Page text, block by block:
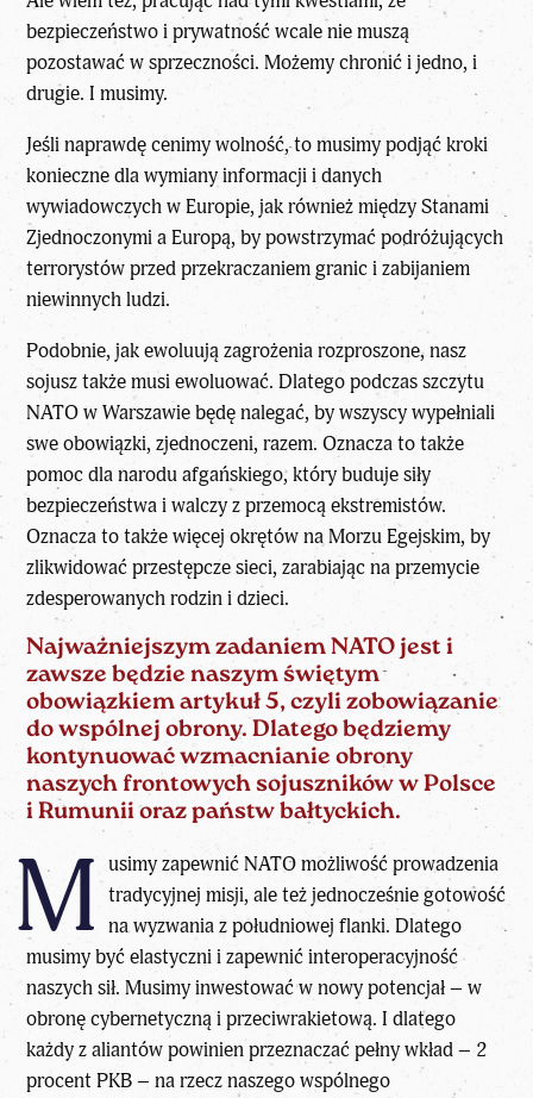
bezpieczeństwo i prywatność wcale nie muszą
pozostawać w sprzeczności. Możemy chronić i jedno, i
drugie. I musimy.
Jeśli naprawdę cenimy wolność, to musimy podjąć kroki
konieczne dla wymiany informacji i danych
wywiadowczych w Europie, jak również między Stanami
Zjednoczonymi a Europą, by powstrzymać podróżujących
terrorystów przed przekraczaniem granic i zabijaniem
niewinnych ludzi.
Podobnie, jak ewoluują zagrożenia rozproszone, nasz
sojusz także musi ewoluować. Dlatego podczas szczytu
NATO w Warszawie będę nalegać, by wszyscy wypełniali
swe obowiązki, zjednoczeni, razem. Oznacza to także
pomoc dla narodu afgańskiego, który buduje siły
bezpieczeństwa i walczy z przemocą ekstremistów.
Oznacza to także więcej okrętów na Morzu Egejskim, by
zlikwidować przestępcze sieci, zarabiając na przemycie
zdesperowanych rodzin i dzieci.
Najważniejszym zadaniem NATO jest i
zawsze będzie naszym świętym
obowiązkiem artykuł 5, czyli zobowiązanie
do wspólnej obrony. Dlatego będziemy
kontynuować wzmacnianie obrony
naszych frontowych sojuszników w Polsce
i Rumunii oraz państw bałtyckich.
M usimy zapewnić NATO możliwość prowadzenia
tradycyjnej misji, ale też jednocześnie gotowość
na wyzwania z południowej flanki. Dlatego
musimy być elastyczni i zapewnić interoperacyjność
naszych sił. Musimy inwestować w nowy potencjał – w
obronę cybernetyczną i przeciwrakietową. I dlatego
każdy z aliantów powinien przeznaczać pełny wkład – 2
procent PKB – na rzecz naszego wspólnego